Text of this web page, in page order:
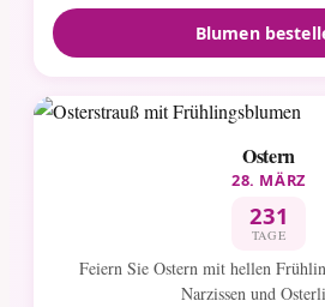
Blumen
Ostern
28. MÄRZ
231
TAGE
Feiern Sie Ostern mit hellen
Narzissen und